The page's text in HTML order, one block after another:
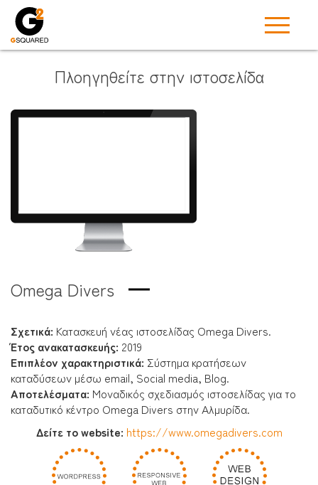
Πλοηγηθείτε στην ιστοσελίδα
Omega Divers
Σχετικά: Κατασκευή νέας ιστοσελίδας Omega Divers.
Έτος ανακατασκευής: 2019
Επιπλέον χαρακτηριστικά: Σύστημα κρατήσεων
καταδύσεων μέσω email, Social media, Blog.
Αποτελέσματα: Μοναδικός σχεδιασμός ιστοσελίδας για το
καταδυτικό κέντρο Omega Divers στην Αλμυρίδα.
Δείτε το website: https://www.omegadivers.com